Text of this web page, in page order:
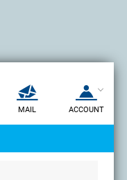
MAIL ACCOUNT